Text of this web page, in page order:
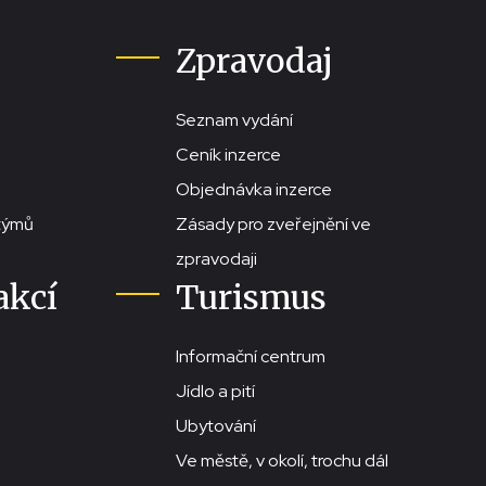
Zpravodaj
Seznam vydání
Ceník inzerce
Objednávka inzerce
Zásady pro zveřejnění ve
zpravodaji
Turismus
Informační centrum
Jídlo a pití
Ubytování
Ve městě, v okolí, trochu dál